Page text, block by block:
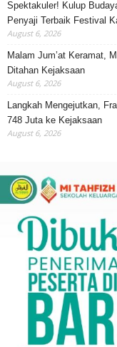
Spektakuler! Kulup
Penyaji Terbaik Festival
August 6, 2026
Malam Jum’at Keramat,
Ditahan Kejaksaan
August 6, 2026
Langkah Mengejutkan,
748 Juta ke Kejaksaan
August 6, 2026